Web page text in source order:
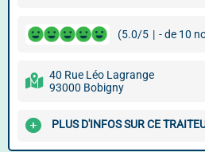
(5.0/5 | - de 10
40 Rue Léo Lagrange
93000 Bobigny
PLUS D'INFOS SUR CE